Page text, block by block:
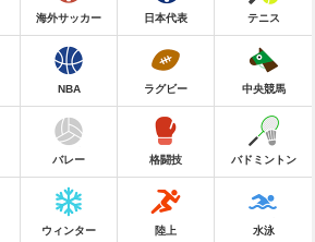
海外サッカー 日本代表 テニス
NBA ラグビー 中央競馬
バレー 格闘技 バドミントン
ウィンター 陸上 水泳